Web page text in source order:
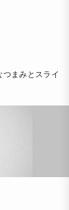
まみとスライ